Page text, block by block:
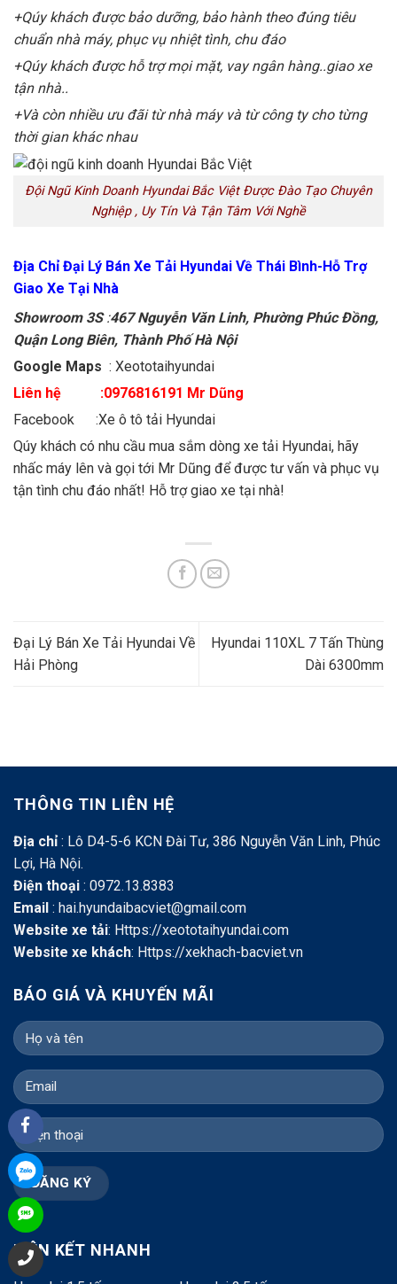
+Qúy khách được bảo dưỡng, bảo hành theo đúng tiêu
chuẩn nhà máy, phục vụ nhiệt tình, chu đáo
+Qúy khách được hỗ trợ mọi mặt, vay ngân hàng..giao xe
tận nhà..
+Và còn nhiều ưu đãi từ nhà máy và từ công ty cho từng
thời gian khác nhau
Đội Ngũ Kinh Doanh Hyundai Bắc Việt Được Đào Tạo Chuyên
Nghiệp , Uy Tín Và Tận Tâm Với Nghề
Địa Chỉ Đại Lý Bán Xe Tải Hyundai Về Thái Bình-Hỗ Trợ
Giao Xe Tại Nhà
Showroom 3S:467 Nguyễn Văn Linh, Phường Phúc Đồng,
Quận Long Biên, Thành Phố Hà Nội
Google Maps : Xeototaihyundai
Liên hệ :0976816191 Mr Dũng
Facebook :Xe ô tô tải Hyundai
Qúy khách có nhu cầu mua sắm dòng xe tải Hyundai, hãy
nhấc máy lên và gọi tới Mr Dũng để được tư vấn và phục vụ
tận tình chu đáo nhất! Hỗ trợ giao xe tại nhà!
Đại Lý Bán Xe Tải Hyundai Về
Hải Phòng
Hyundai 110XL 7 Tấn Thùng
Dài 6300mm
THÔNG TIN LIÊN HỆ
Địa chỉ: Lô D4-5-6 KCN Đài Tư, 386 Nguyễn Văn Linh, Phúc
Lợi, Hà Nội.
Điện thoại : 0972.13.8383
Email : hai.hyundaibacviet@gmail.com
Website xe tải: Https://xeototaihyundai.com
Website xe khách: Https://xekhach-bacviet.vn
BÁO GIÁ VÀ KHUYẾN MÃI
LIÊN KẾT NHANH